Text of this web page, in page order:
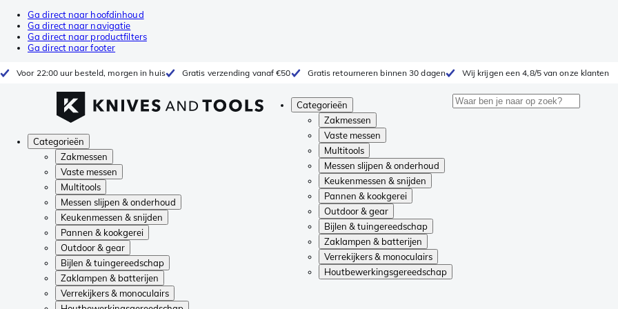
Ga direct naar hoofdinhoud
Ga direct naar navigatie
Ga direct naar productfilters
Ga direct naar footer
Voor 22:00 uur besteld, morgen in huis Gratis verzending vanaf €50 Gratis retourneren binnen 30 dagen Wij krijgen een 4,8/5 van onze klanten
Categorieën
Zakmessen
Vaste messen
Multitools
Messen slijpen & onderhoud
Keukenmessen & snijden
Pannen & kookgerei
Outdoor & gear
Bijlen & tuingereedschap
Zaklampen & batterijen
Verrekijkers & monoculairs
Houtbewerkingsgereedschap
Categorieën
Zakmessen
Vaste messen
Multitools
Messen slijpen & onderhoud
Keukenmessen & snijden
Pannen & kookgerei
Outdoor & gear
Bijlen & tuingereedschap
Zaklampen & batterijen
Verrekijkers & monoculairs